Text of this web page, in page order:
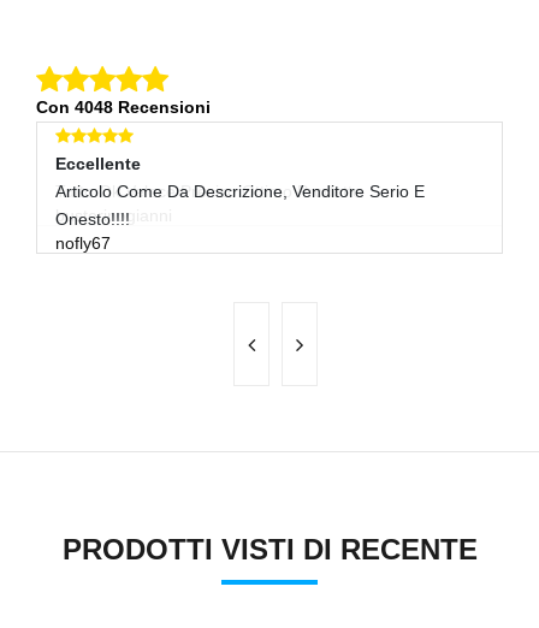
Con 4048 Recensioni
Eccellente
Articolo Come Da Descrizione, Venditore Serio E
Onesto!!!!
nofly67
PRODOTTI VISTI DI RECENTE